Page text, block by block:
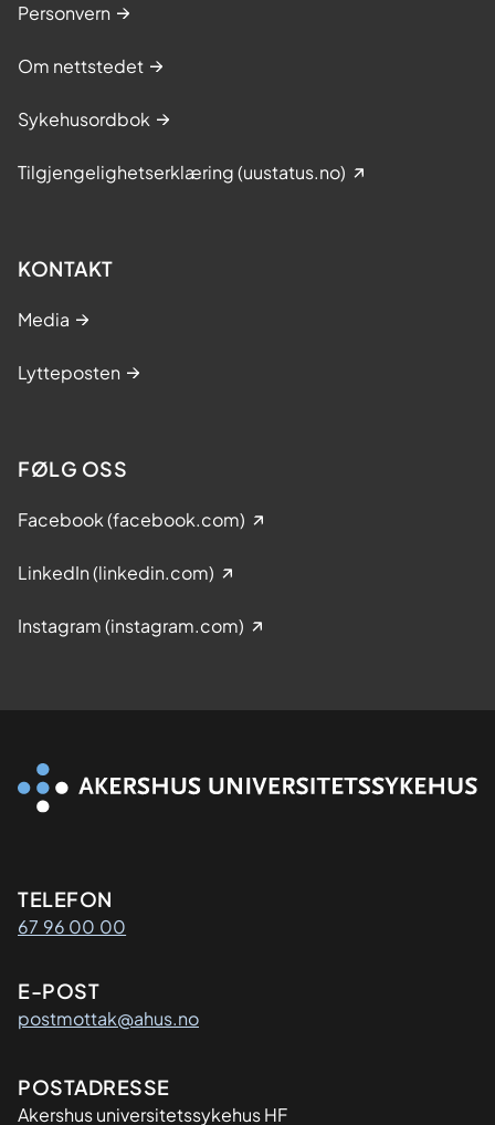
Personvern
Om nettstedet
Sykehusordbok
Tilgjengelighetserklæring (uustatus.no)
KONTAKT
Media
Lytteposten
FØLG OSS
Facebook (facebook.com)
LinkedIn (linkedin.com)
Instagram (instagram.com)
Kontaktinformasjon
TELEFON
67 96 00 00
E-POST
postmottak@ahus.no
Adresse
POSTADRESSE
Akershus universitetssykehus HF